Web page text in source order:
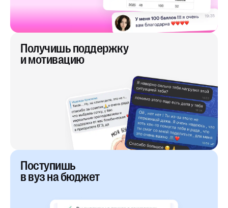
Получишь поддержку
и мотивацию
Поступишь
в вуз на бюджет